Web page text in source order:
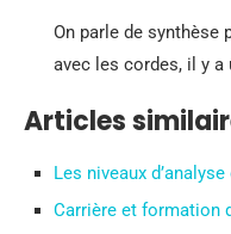
On parle de synthèse
avec les cordes, il y a
Articles
Les niveaux
Carrière et formation